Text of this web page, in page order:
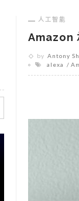
人工智能
Amazon
by Antony
alexa